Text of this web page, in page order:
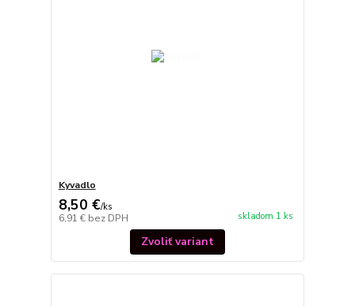
Kyvadlo
8,50 €/ks
6,91 € bez DPH skladom 1 ks
Zvoliť variant